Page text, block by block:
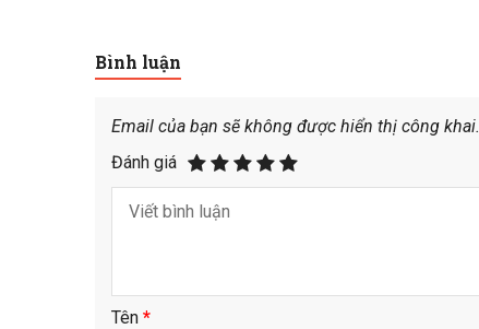
Bình luận
Email của bạn sẽ không được hiển thị công khai.
Đánh giá
Tên *